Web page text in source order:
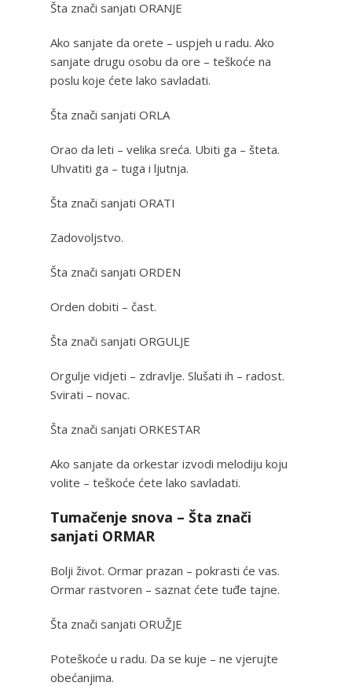
Šta znači sanjati ORANJE
Ako sanjate da orete – uspjeh u radu. Ako
sanjate drugu osobu da ore – teškoće na
poslu koje ćete lako savladati.
Šta znači sanjati ORLA
Orao da leti – velika sreća. Ubiti ga – šteta.
Uhvatiti ga – tuga i ljutnja.
Šta znači sanjati ORATI
Zadovoljstvo.
Šta znači sanjati ORDEN
Orden dobiti – čast.
Šta znači sanjati ORGULJE
Orgulje vidjeti – zdravlje. Slušati ih – radost.
Svirati – novac.
Šta znači sanjati ORKESTAR
Ako sanjate da orkestar izvodi melodiju koju
volite – teškoće ćete lako savladati.
Tumačenje snova – Šta znači
sanjati ORMAR
Bolji život. Ormar prazan – pokrasti će vas.
Ormar rastvoren – saznat ćete tuđe tajne.
Šta znači sanjati ORUŽJE
Poteškoće u radu. Da se kuje – ne vjerujte
obećanjima.